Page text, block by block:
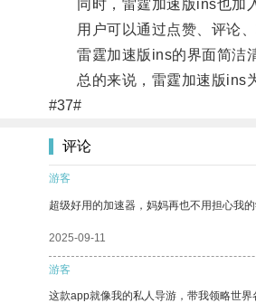
同时，雷霆加速版ins也加入
用户可以通过点赞、评论、
雷霆加速版ins的界面简洁清
总的来说，雷霆加速版ins为
#37#
评论
游客
超级好用的加速器，妈妈再也不用担心我的
2025-09-11
游客
这款app就像我的私人导游，带我领略世界